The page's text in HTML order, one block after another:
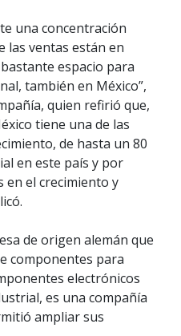
una concentración
las ventas están en
espacio para
también en México”,
quien refirió que,
tiene una de las
de hasta un 80
en este país y por
el crecimiento y
de origen alemán que
componentes para
electrónicos
es una compañía
ampliar sus